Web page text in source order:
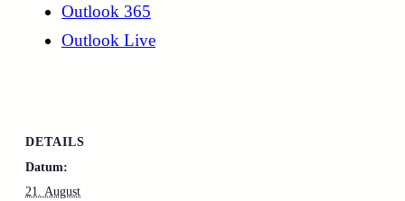
Outlook 365
Outlook Live
DETAILS
Datum:
21. August